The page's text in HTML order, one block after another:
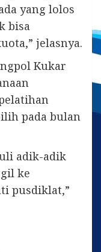
yang lolos
bisa
jelasnya.
Kukar
pada bulan
adik-adik
ke
pusdiklat,”